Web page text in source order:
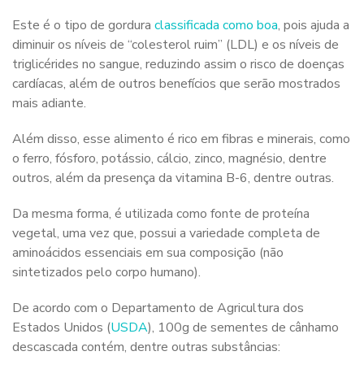
Este é o tipo de gordura classificada como boa, pois ajuda a
diminuir os níveis de “colesterol ruim” (LDL) e os níveis de
triglicérides no sangue, reduzindo assim o risco de doenças
cardíacas, além de outros benefícios que serão mostrados
mais adiante.
Além disso, esse alimento é rico em fibras e minerais, como
o ferro, fósforo, potássio, cálcio, zinco, magnésio, dentre
outros, além da presença da vitamina B-6, dentre outras.
Da mesma forma, é utilizada como fonte de proteína
vegetal, uma vez que, possui a variedade completa de
aminoácidos essenciais em sua composição (não
sintetizados pelo corpo humano).
De acordo com o Departamento de Agricultura dos
Estados Unidos (USDA), 100g de sementes de cânhamo
descascada contém, dentre outras substâncias: